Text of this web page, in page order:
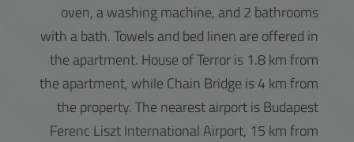
oven, a washing machine, and 2 bathrooms
with a bath. Towels and bed linen are offered in
the apartment. House of Terror is 1.8 km from
the apartment, while Chain Bridge is 4 km from
the property. The nearest airport is Budapest
Ferenc Liszt International Airport, 15 km from